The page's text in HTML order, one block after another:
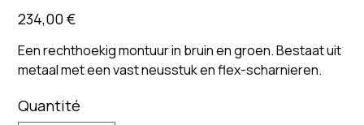
Prix
234,00 €
Een rechthoekig montuur in bruin en groen. Bestaat uit
metaal met een vast neusstuk en flex-scharnieren.
Quantité